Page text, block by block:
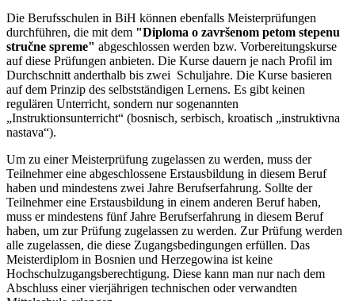
Die Berufsschulen in BiH können ebenfalls Meisterprüfungen
durchführen, die mit dem "Diploma o završenom petom stepenu
stručne spreme" abgeschlossen werden bzw. Vorbereitungskurse
auf diese Prüfungen anbieten. Die Kurse dauern je nach Profil im
Durchschnitt anderthalb bis zwei Schuljahre. Die Kurse basieren
auf dem Prinzip des selbstständigen Lernens. Es gibt keinen
regulären Unterricht, sondern nur sogenannten
„Instruktionsunterricht“ (bosnisch, serbisch, kroatisch „instruktivna
nastava“).
Um zu einer Meisterprüfung zugelassen zu werden, muss der
Teilnehmer eine abgeschlossene Erstausbildung in diesem Beruf
haben und mindestens zwei Jahre Berufserfahrung. Sollte der
Teilnehmer eine Erstausbildung in einem anderen Beruf haben,
muss er mindestens fünf Jahre Berufserfahrung in diesem Beruf
haben, um zur Prüfung zugelassen zu werden. Zur Prüfung werden
alle zugelassen, die diese Zugangsbedingungen erfüllen. Das
Meisterdiplom in Bosnien und Herzegowina ist keine
Hochschulzugangsberechtigung. Diese kann man nur nach dem
Abschluss einer vierjährigen technischen oder verwandten